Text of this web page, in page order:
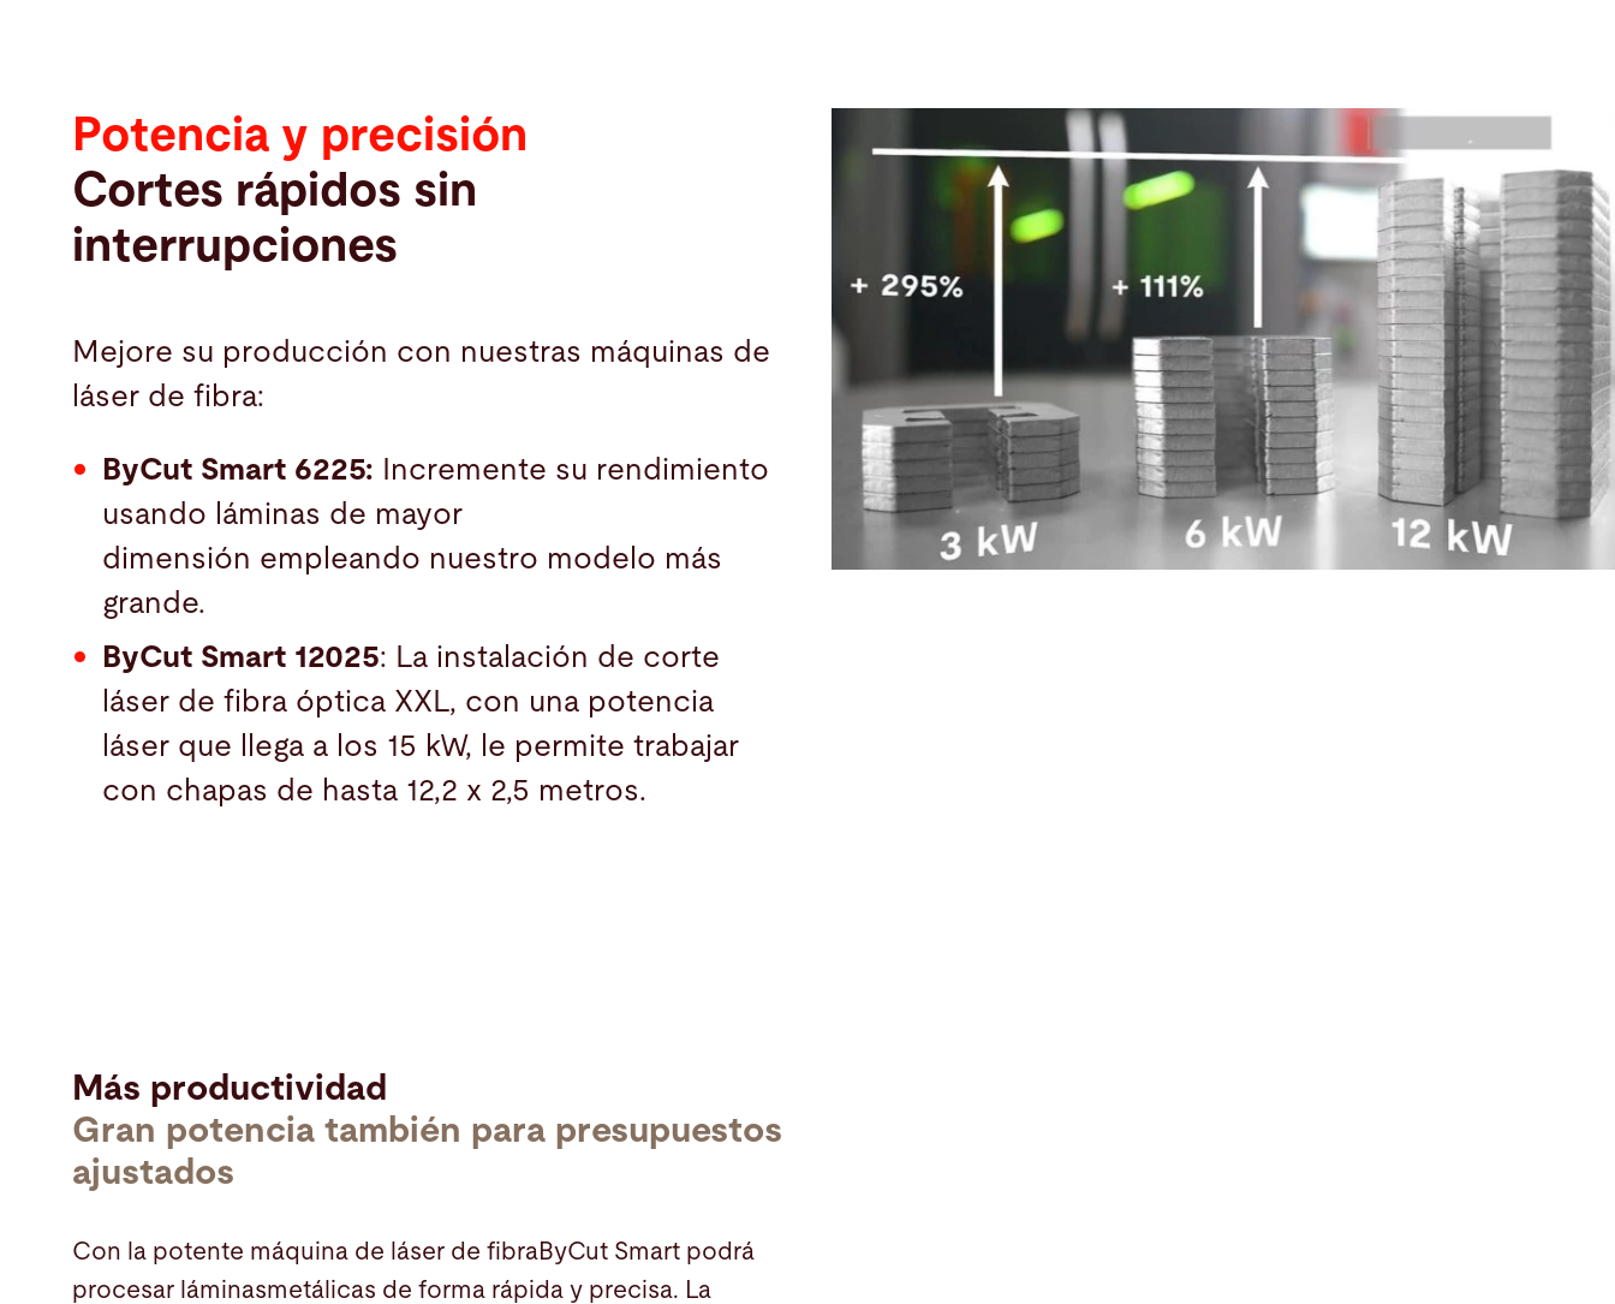
Potencia y precisión
Cortes rápidos sin
interrupciones
Mejore su producción con nuestras máquinas de
láser de fibra:
ByCut Smart 6225: Incremente su rendimiento
usando láminas de mayor
dimensión empleando nuestro modelo más
grande.
ByCut Smart 12025: La instalación de corte
láser de fibra óptica XXL, con una potencia
láser que llega a los 15 kW, le permite trabajar
con chapas de hasta 12,2 x 2,5 metros.
Más productividad
Gran potencia también para presupuestos
ajustados
Con la potente máquina de láser de fibraByCut Smart podrá
procesar láminasmetálicas de forma rápida y precisa. La